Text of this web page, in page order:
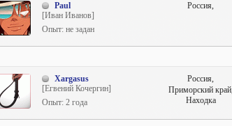
Paul
[Иван Иванов]
Опыт: не задан
Россия,
Xargasus
[Егвений Кочергин]
Опыт: 2 года
Россия,
Приморский край,
Находка